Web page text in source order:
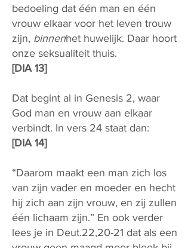
bedoeling dat één man en één
vrouw elkaar voor het leven trouw
zijn, binnenhet huwelijk. Daar hoort
onze seksualiteit thuis.
[DIA 13]
Dat begint al in Genesis 2, waar
God man en vrouw aan elkaar
verbindt. In vers 24 staat dan:
[DIA 14]
“Daarom maakt een man zich los
van zijn vader en moeder en hecht
hij zich aan zijn vrouw, en zij zullen
één lichaam zijn.” En ook verder
lees je in Deut.22,20-21 dat als een